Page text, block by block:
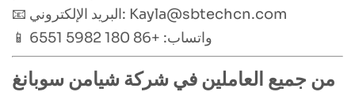
📧 البريد الإلكتروني: Kayla@sbtechcn.com
📱 واتساب: +86 180 5982 6551
من جميع العاملين في شركة شيامن سوبانغ